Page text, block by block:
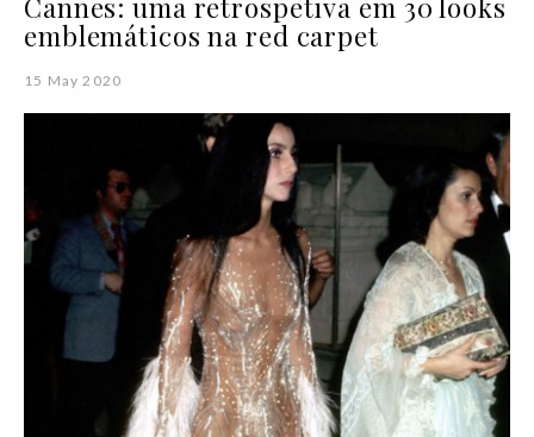
Cannes: uma retrospetiva em 30 looks
emblemáticos na red carpet
15 May 2020